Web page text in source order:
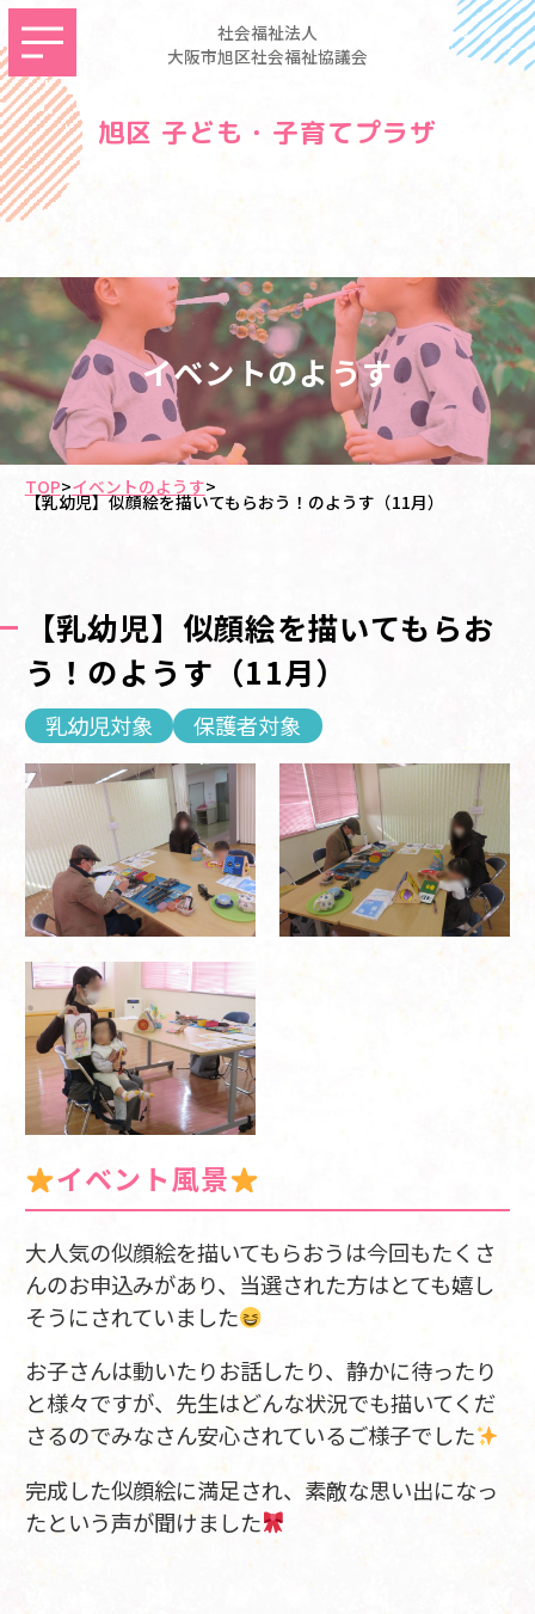
社会福祉法人
大阪市旭区社会福祉協議会
旭区 子ども・子育てプラザ
イベントのようす
TOP>イベントのようす>
【乳幼児】似顔絵を描いてもらおう！のようす（11月）
【乳幼児】似顔絵を描いてもらお
う！のようす（11月）
乳幼児対象 保護者対象
イベント風景
大人気の似顔絵を描いてもらおうは今回もたくさ
んのお申込みがあり、当選された方はとても嬉し
そうにされていました
お子さんは動いたりお話したり、静かに待ったり
と様々ですが、先生はどんな状況でも描いてくだ
さるのでみなさん安心されているご様子でした
完成した似顔絵に満足され、素敵な思い出になっ
たという声が聞けました